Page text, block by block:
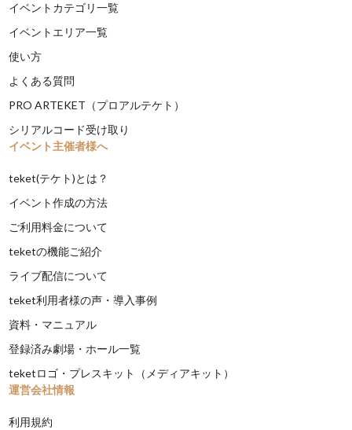
イベントカテゴリ一覧
イベントエリア一覧
使い方
よくある質問
PRO ARTEKET（プロアルテケト）
シリアルコード受け取り
イベント主催者様へ
teket(テケト)とは？
イベント作成の方法
ご利用料金について
teketの機能ご紹介
ライブ配信について
teket利用者様の声・導入事例
資料・マニュアル
登録済み劇場・ホール一覧
teketロゴ・プレスキット（メディアキット）
運営会社情報
利用規約